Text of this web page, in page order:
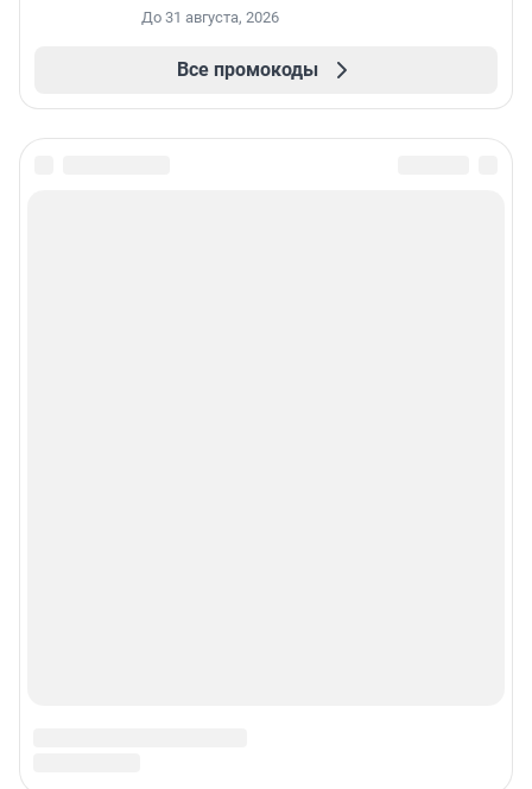
До 31 августа, 2026
Все промокоды